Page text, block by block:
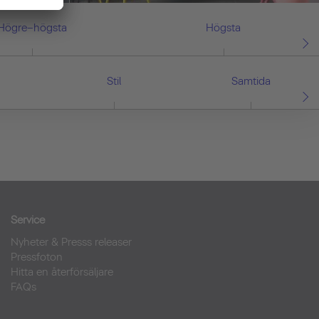
Högsta
Stil Samtida
Service
Nyheter & Presss releaser
Pressfoton
Hitta en återförsäljare
FAQs